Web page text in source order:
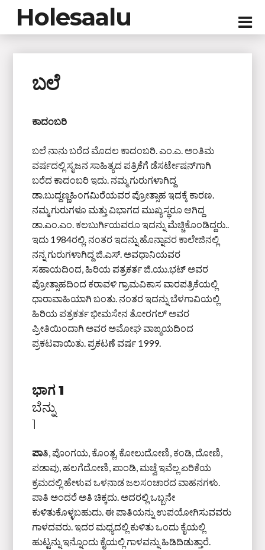
Holesaalu
ಬಲೆ
ಕಾದಂಬರಿ
ಬಲೆ ನಾನು ಬರೆದ ಮೊದಲ ಕಾದಂಬರಿ. ಎಂ.ಎ. ಅಂತಿಮ
ವರ್ಷದಲ್ಲಿ ಸೃಜನ ಸಾಹಿತ್ಯದ ಪತ್ರಿಕೆಗೆ ಡೆಸರ್ಟೇಷನ್‌ಗಾಗಿ
ಬರೆದ ಕಾದಂಬರಿ ಇದು. ನಮ್ಮ ಗುರುಗಳಾಗಿದ್ದ
ಡಾ.ಬುದ್ದಣ್ಣಹಿಂಗಮಿರೆಯವರ ಪ್ರೋತ್ಸಾಹ ಇದಕ್ಕೆ ಕಾರಣ.
ನಮ್ಮ ಗುರುಗಳೂ ಮತ್ತು ವಿಭಾಗದ ಮುಖ್ಯಸ್ಥರೂ ಆಗಿದ್ದ
ಡಾ.ಎಂ.ಎಂ. ಕಲಬುರ್ಗಿಯವರೂ ಇದನ್ನು ಮೆಚ್ಚಿಕೊಂಡಿದ್ದರು..
ಇದು 1984ರಲ್ಲಿ. ನಂತರ ಇದನ್ನು ಹೊನ್ನಾವರ ಕಾಲೇಜಿನಲ್ಲಿ
ನನ್ನ ಗುರುಗಳಾಗಿದ್ದ ಜಿ.ಎಸ್. ಅವಧಾನಿಯವರ
ಸಹಾಯದಿಂದ, ಹಿರಿಯ ಪತ್ರಕರ್ತ ಜಿ.ಯು.ಭಟ್‌ ಅವರ
ಪ್ರೋತ್ಸಾಹದಿಂದ ಕರಾವಳಿ ಗ್ರಾಮವಿಕಾಸ ವಾರಪತ್ರಿಕೆಯಲ್ಲಿ
ಧಾರಾವಾಹಿಯಾಗಿ ಬಂತು. ನಂತರ ಇದನ್ನು ಬೆಳಗಾವಿಯಲ್ಲಿ
ಹಿರಿಯ ಪತ್ರಕರ್ತ ಭೀಮಸೇನ ತೋರಗಲ್‌ ಅವರ
ಪ್ರೀತಿಯಿಂದಾಗಿ ಅವರ ಅಮೋಘ ವಾಙ್ಮಯದಿಂದ
ಪ್ರಕಟವಾಯಿತು. ಪ್ರಕಟಣೆ ವರ್ಷ 1999.
ಭಾಗ 1
ಬೆನ್ನು
1
ಪಾತಿ, ಪೊಂಗಯ, ಕೊಂತ್ಲ, ಕೋಲುದೋಣಿ, ಕಂಡಿ, ದೋಣಿ,
ಪಡಾವು, ಹಲಗೆದೋಣಿ, ಪಾಂಡಿ, ಮಚ್ವೆ ಇವೆಲ್ಲ ಏರಿಕೆಯ
ಕ್ರಮದಲ್ಲಿ ಹೇಳುವ ಒಳನಾಡ ಜಲಸಂಚಾರದ ವಾಹನಗಳು.
ಪಾತಿ ಅಂದರೆ ಅತಿ ಚಿಕ್ಕದು. ಅದರಲ್ಲಿ ಒಬ್ಬನೇ
ಕುಳಿತುಕೊಳ್ಳಬಹುದು. ಈ ಪಾತಿಯನ್ನು ಉಪಯೋಗಿಸುವವರು
ಗಾಳದವರು. ಇದರ ಮಧ್ಯದಲ್ಲಿ ಕುಳಿತು ಒಂದು ಕೈಯಲ್ಲಿ
ಹುಟ್ಟನ್ನು ಇನ್ನೊಂದು ಕೈಯಲ್ಲಿ ಗಾಳವನ್ನು ಹಿಡಿದಿಡುತ್ತಾರೆ.